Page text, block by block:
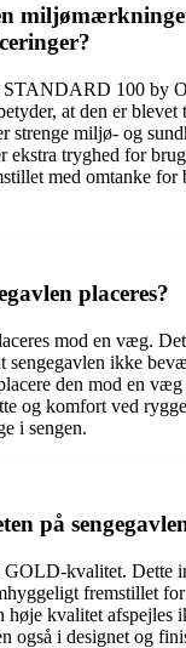
STANDARD 100 by
at den er blevet
strenge miljø- og
ekstra tryghed for
med omtanke for
placeres?
mod en væg.
sengegavlen ikke
den mod en væg
og komfort ved
i sengen.
på
GOLD-kvalitet. Dette
fremstillet
høje kvalitet afspejles
også i designet og